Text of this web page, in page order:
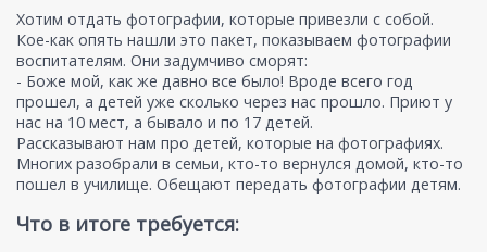
Хотим отдать фотографии, которые привезли с собой.
Кое-как опять нашли это пакет, показываем фотографии
воспитателям. Они задумчиво сморят:
- Боже мой, как же давно все было! Вроде всего год
прошел, а детей уже сколько через нас прошло. Приют у
нас на 10 мест, а бывало и по 17 детей.
Рассказывают нам про детей, которые на фотографиях.
Многих разобрали в семьи, кто-то вернулся домой, кто-то
пошел в училище. Обещают передать фотографии детям.
Что в итоге требуется: